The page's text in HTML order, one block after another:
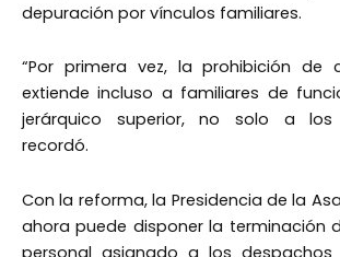
depuración por vínculos familiares.
“Por primera vez, la prohibición de
extiende incluso a familiares de
jerárquico superior, no solo a los
recordó.
Con la reforma, la Presidencia de la
ahora puede disponer la terminación
personal asignado a los despachos